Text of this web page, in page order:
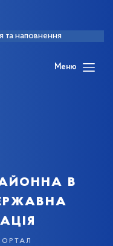
та наповнення
Меню
в